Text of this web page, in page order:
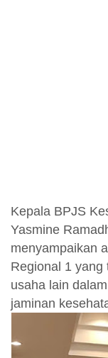
Kepala BPJS
Yasmine
menyampaikan
Regional 1 yang
usaha lain
jaminan